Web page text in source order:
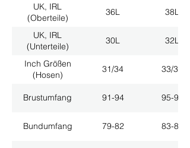
UK, IRL
(Oberteile)
36L 38L
UK, IRL
(Unterteile)
30L 32L
Inch Größen
(Hosen)
31/34 33/34
Brustumfang 91-94 95-98
Bundumfang 79-82 83-86